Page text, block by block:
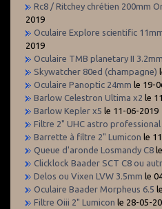
Rc8 / Ritchey chrétien 200mm
2019
Oculaire Explore scientific
2019
Oculaire TMB planetary II 3.2mm
Skywatcher 80ed (champagne)
Oculaire Panoptic 24mm le 19-
Barlow Celestron Ultima x2 le
Barlow Kepler x5 le 11-06-2019
Filtre 2" UHC astro professional
Barrette à filtre 2" Lumicon le
Queue d'aronde Losmandy C8
Clicklock Baader SCT C8 ou
Delos ou Vixen LVW 3.5mm le
Oculaire Baader Morpheus 6.5
Filtre Oiii 2" Lumicon le 28-05-